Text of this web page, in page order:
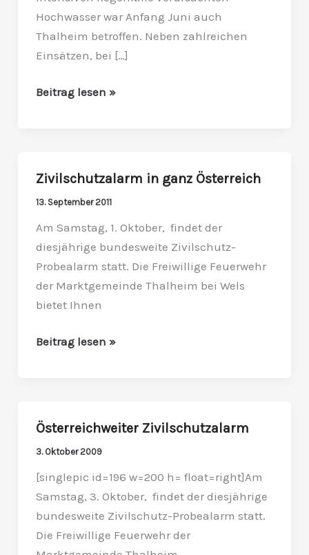
Hochwasser war Anfang Juni auch
Thalheim betroffen. Neben zahlreichen
Einsätzen, bei […]
auch
überörtlich
im
aktiv
Beitrag lesen »
Zivilschutzalarm in ganz Österreich
13. September 2011
Am Samstag, 1. Oktober, findet der
diesjährige bundesweite Zivilschutz-
Probealarm statt. Die Freiwillige Feuerwehr
der Marktgemeinde Thalheim bei Wels
bietet Ihnen
Zivilschutzalarm
in
Beitrag lesen »
Österreichweiter Zivilschutzalarm
3. Oktober 2009
[singlepic id=196 w=200 h= float=right]Am
Samstag, 3. Oktober, findet der diesjährige
bundesweite Zivilschutz-Probealarm statt.
Die Freiwillige Feuerwehr der
Österreichweiter
Zivilschutzalarm